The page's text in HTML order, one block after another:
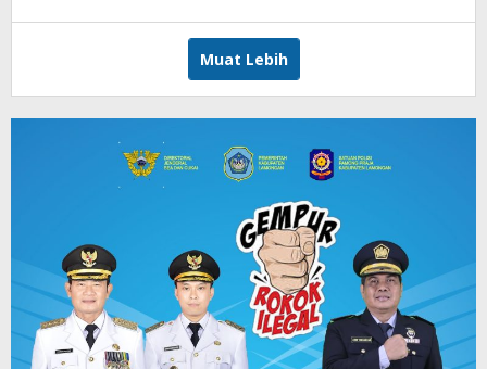
Muat Lebih